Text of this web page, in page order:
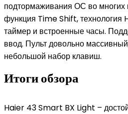
подтормаживания ОС во многих
функция Time Shift, технология
таймер и встроенные часы.
ввод. Пульт довольно
небольшой набор клавиш.
Итоги обзора
Haier 43 Smart BX Light –